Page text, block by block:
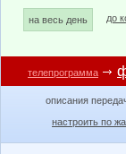
на весь день до
телепрограмма
описания
настроить по